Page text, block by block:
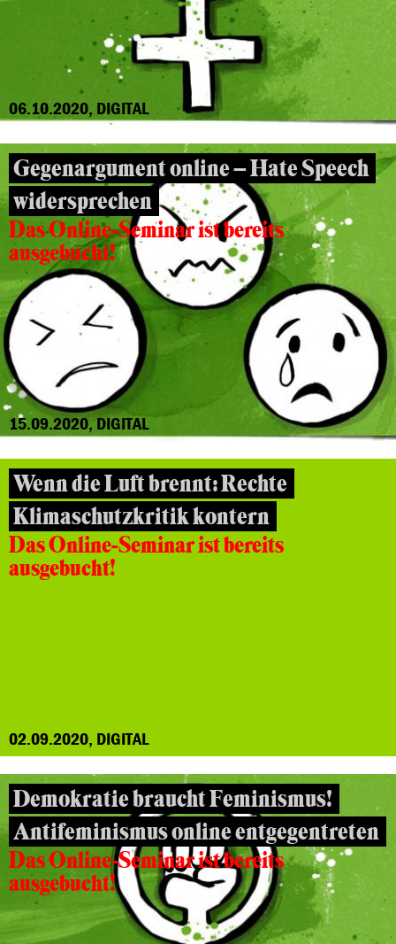
06.10.2020, DIGITAL
Gegenargument online – Hate Speech
widersprechen
Das Online-Seminar ist bereits
ausgebucht!
15.09.2020, DIGITAL
Wenn die Luft brennt: Rechte
Klimaschutzkritik kontern
Das Online-Seminar ist bereits
ausgebucht!
02.09.2020, DIGITAL
Demokratie braucht Feminismus!
Antifeminismus online entgegentreten
Das Online-Seminar ist bereits
ausgebucht!